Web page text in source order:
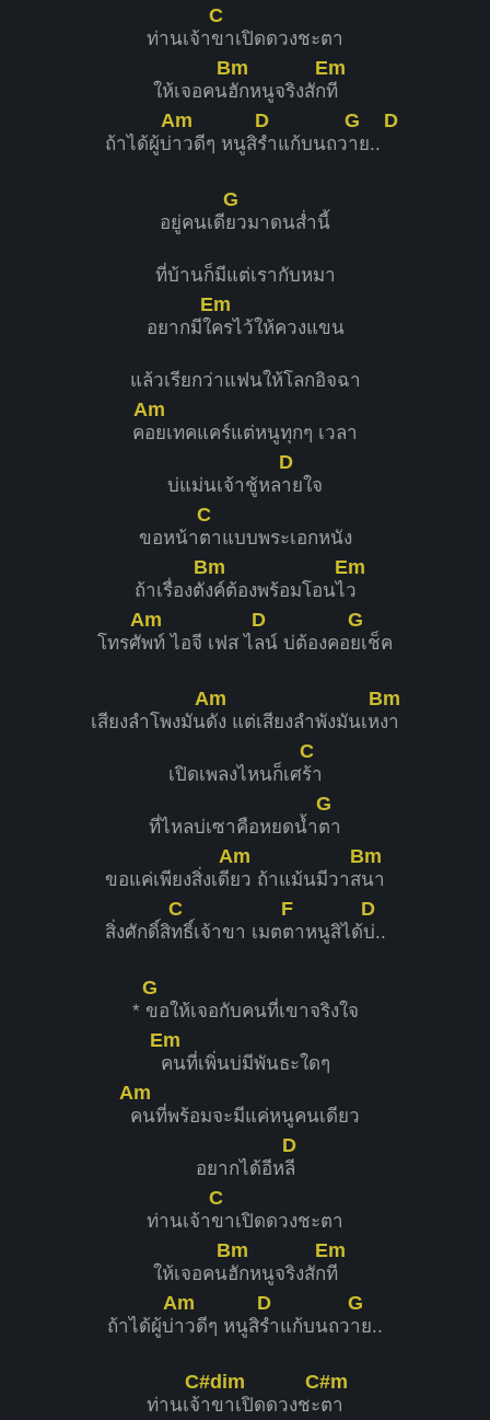
ท่านเจ้า
C
ขาเปิดดวงชะตา
ให้เจอคน
Bm
ฮักหนูจริงสัก
Em
ที
ถ้าได้ผู้บ่
Am
าวดีๆ หนูสิ
D
รำแก้บนถว
G
าย..
D
อยู่คนเดี
G
ยวมาดนส่ำนี้
ที่บ้านก็มีแต่เรากับหมา
อยากมีใ
Em
ครไว้ให้ควงแขน
แล้วเรียกว่าแฟนให้โลกอิจฉา
ค
Am
อยเทคแคร์แต่หนูทุกๆ เวลา
บ่แม่นเจ้าชู้หล
D
ายใจ
ขอหน้า
C
ตาแบบพระเอกหนัง
ถ้าเรื่องตั
Bm
งค์ต้องพร้อมโอนไ
Em
ว
โทรศั
Am
พท์ ไอจี เฟส ไ
D
ลน์ บ่ต้องคอ
G
ยเช็ค
เสียงลำโพงมัน
Am
ดัง แต่เสียงลำพังมันเห
Bm
งา
เปิดเพลงไหนก็เศ
C
ร้า
ที่ไหลบ่เซาคือหยดน้ำ
G
ตา
ขอแค่เพียงสิ่งเดี
Am
ยว ถ้าแม้นมีวาส
Bm
นา
สิ่งศักดิ์สิ
C
ทธิ์เจ้าขา เมต
F
ตาหนูสิได้
D
บ่..
*
G
ขอให้เจอกับคนที่เขาจริงใจ
Em
คนที่เพิ่นบ่มีพันธะใดๆ
Am
คนที่พร้อมจะมีแค่หนูคนเดียว
อยากได้อีห
D
ลี
ท่านเจ้า
C
ขาเปิดดวงชะตา
ให้เจอคน
Bm
ฮักหนูจริงสัก
Em
ที
ถ้าได้ผู้บ่
Am
าวดีๆ หนูสิ
D
รำแก้บนถว
G
าย..
ท่านเจ้
C#dim
าขาเปิดดวงชะ
C#m
ตา